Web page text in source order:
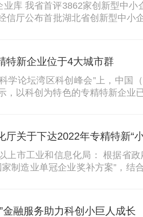
，加速迈向“专精
信厅公布首批湖北省创新型中小
特新企业位于4大城市群
学论坛湾区科创峰会”上，中国
，以科创为特色的专精特新企业
厅关于下达2022年专精特新“
据省政府常务会议审议通过的“新一轮小升规、
家制造业单冠企业奖补方案”，
金融服务助力科创小巨人成长